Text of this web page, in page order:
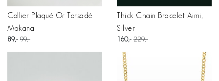
Collier Plaqué Or Torsadé
Makana
89 99
Thick Chain Bracelet Aimi,
Silver
160 229